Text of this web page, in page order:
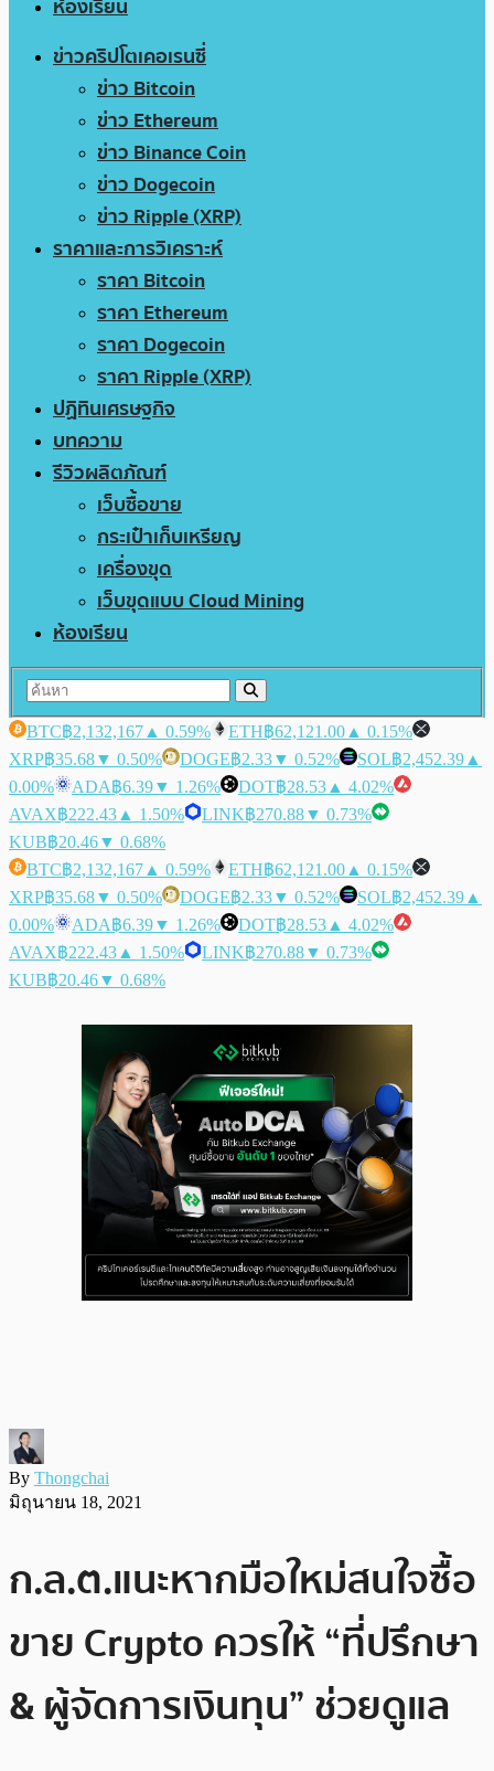
ห้องเรียน
ข่าวคริปโตเคอเรนซี่
ข่าว Bitcoin
ข่าว Ethereum
ข่าว Binance Coin
ข่าว Dogecoin
ข่าว Ripple (XRP)
ราคาและการวิเคราะห์
ราคา Bitcoin
ราคา Ethereum
ราคา Dogecoin
ราคา Ripple (XRP)
ปฏิทินเศรษฐกิจ
บทความ
รีวิวผลิตภัณฑ์
เว็บซื้อขาย
กระเป๋าเก็บเหรียญ
เครื่องขุด
เว็บขุดแบบ Cloud Mining
ห้องเรียน
BTC฿2,132,167 ▲ 0.59% ETH฿62,121.00 ▲ 0.15%
XRP฿35.68▼ 0.50% DOGE฿2.33▼ 0.52% SOL฿2,452.39 ▲
0.00%
ADA฿6.39▼ 1.26% DOT฿28.53 ▲ 4.02%
AVAX฿222.43 ▲ 1.50% LINK฿270.88▼ 0.73%
KUB฿20.46▼ 0.68%
BTC฿2,132,167 ▲ 0.59% ETH฿62,121.00 ▲ 0.15%
XRP฿35.68▼ 0.50% DOGE฿2.33▼ 0.52% SOL฿2,452.39 ▲
0.00%
ADA฿6.39▼ 1.26% DOT฿28.53 ▲ 4.02%
AVAX฿222.43 ▲ 1.50% LINK฿270.88▼ 0.73%
KUB฿20.46▼ 0.68%
By Thongchai
มิถุนายน 18, 2021
ก.ล.ต.แนะหากมือใหม่สนใจซื้อ
ขาย Crypto ควรให้ “ที่ปรึกษา
& ผู้จัดการเงินทุน” ช่วยดูแล